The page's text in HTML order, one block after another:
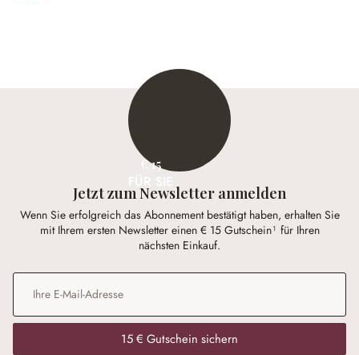
€ 15
Jetzt zum Newsletter anmelden
Wenn Sie erfolgreich das Abonnement bestätigt haben, erhalten Sie
mit Ihrem ersten Newsletter einen € 15 Gutschein¹ für Ihren
nächsten Einkauf.
E-Mail-Adresse
15 € Gutschein sichern